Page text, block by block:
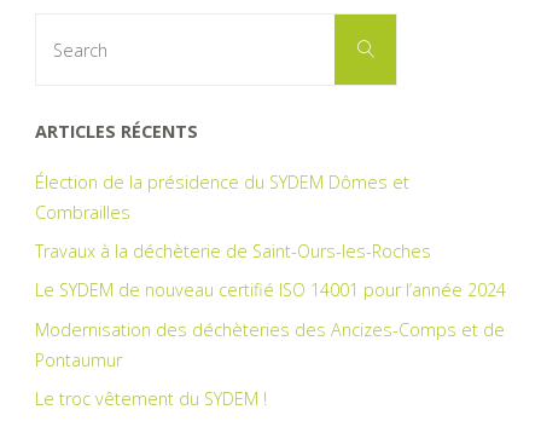
Search
ARTICLES RÉCENTS
Élection de la présidence du SYDEM Dômes et
Combrailles
Travaux à la déchèterie de Saint-Ours-les-Roches
Le SYDEM de nouveau certifié ISO 14001 pour l’année 2024
Modernisation des déchèteries des Ancizes-Comps et de
Pontaumur
Le troc vêtement du SYDEM !